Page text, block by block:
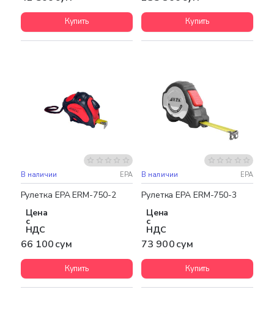
Купить Купить
В наличии EPA
Рулетка EPA ERM-750-2
Цена
с
НДС
66 100 сум
Купить
В наличии EPA
Рулетка EPA ERM-750-3
Цена
с
НДС
73 900 сум
Купить